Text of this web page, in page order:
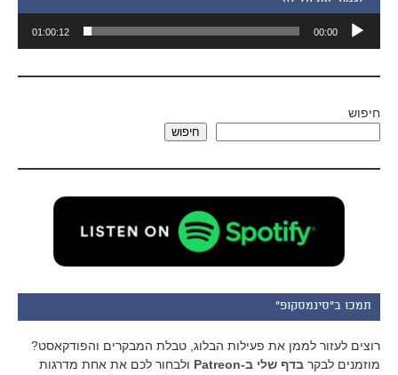
אודיו
00:00
01:00:12
חיפוש
חיפוש
תמכו ב"סינמסקופ"
רוצים לעזור לממן את פעילות הבלוג, טבלת המבקרים והפודקאסט?
מוזמנים לבקר בדף שלי ב-Patreon
ולבחור לכם את אחת מדרגות